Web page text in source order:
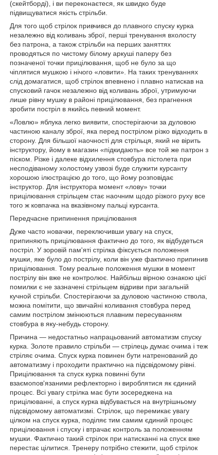
(скейтборді), і ви переконаєтеся, як швидко буде
підвищуватися якість стрільби.
Для того щоб стрілок привчився до плавного спуску курка
незалежно від коливань зброї, перші тренування вхолосту
без патрона, а також стрільби на перших заняттях
проводяться по чистому білому аркуші паперу без
позначеної точки прицілювання, щоб не було за що
чіплятися мушкою і нічого «ловити». На таких тренуваннях
слід домагатися, щоб стрілок впевнено і плавно натискав на
спусковий гачок незалежно від коливань зброї, утримуючи
лише рівну мушку в районі прицілювання, без прагнення
зробити постріл в якийсь певний момент.
«Ловлю» яблука легко виявити, спостерігаючи за дуловою
частиною каналу зброї, яка перед пострілом різко відходить в
сторону. Для більшої наочності для стрільця, який не вірить
інструктору, йому в магазин «підкидають» все той же патрон з
піском. Різке і далеке відхилення стовбура пістолета при
несподіваному холостому узвозі буде служити курсанту
хорошою ілюстрацією до того, що йому розповідає
інструктор. Для інструктора момент «лову» точки
прицілювання стрільцем стає наочним щодо різкого руху все
того ж ковпачка на вказівному пальці курсанта.
Передчасне припинення прицілювання
Дуже часто новачки, переключивши увагу на спуск,
припиняють прицілювання фактично до того, як відбудеться
постріл. У зоровій пам'яті стрілка фіксується положення
мушки, яке було до пострілу, коли він уже фактично припинив
прицілювання. Тому реальне положення мушки в момент
пострілу він вже не контролює. Найбільш вірною ознакою цієї
помилки є не зазначені стрільцем відриви при загальній
кучной стрільби. Спостерігаючи за дуловою частиною ствола,
можна помітити, що звичайні коливання стовбура перед
самим пострілом змінюються плавним пересуванням
стовбура в яку-небудь сторону.
Причина — недостатньо напрацьований автоматизм спуску
курка. Золоте правило стрільби — стрілець думає очима і теж
стріляє очима. Спуск курка повинен бути натренований до
автоматизму і проходити практично на підсвідомому рівні.
Прицілювання та спуск курка повинні бути
взаємопов'язаними рефлекторно і вироблятися як єдиний
процес. Всі увагу стрілка має бути зосереджена на
прицілюванні, а спуск курка відбувається на внутрішньому
підсвідомому автоматизмі. Стрілок, що перемикає увагу
цілком на спуск курка, поділяє тим самим єдиний процес
прицілювання і спуску і втрачає контроль за положенням
мушки. Фактично такий стрілок при натисканні на спуск вже
перестає цілитися. Тренеру потрібно стежити, щоб стрілок